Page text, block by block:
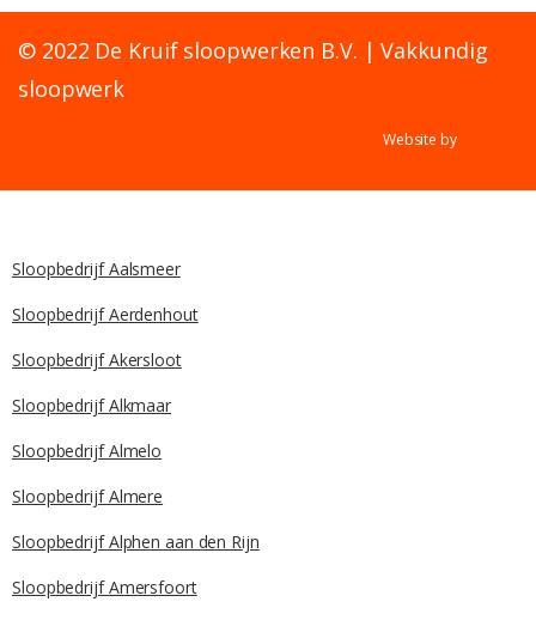
© 2022 De Kruif sloopwerken B.V. | Vakkundig
sloopwerk
Website by
Sloopbedrijf Aalsmeer
Sloopbedrijf Aerdenhout
Sloopbedrijf Akersloot
Sloopbedrijf Alkmaar
Sloopbedrijf Almelo
Sloopbedrijf Almere
Sloopbedrijf Alphen aan den Rijn
Sloopbedrijf Amersfoort